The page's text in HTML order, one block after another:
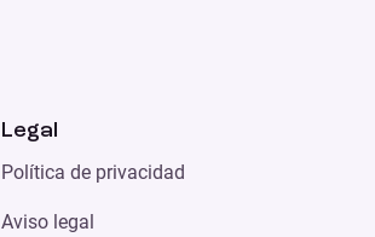
Legal
Política de privacidad
Aviso legal